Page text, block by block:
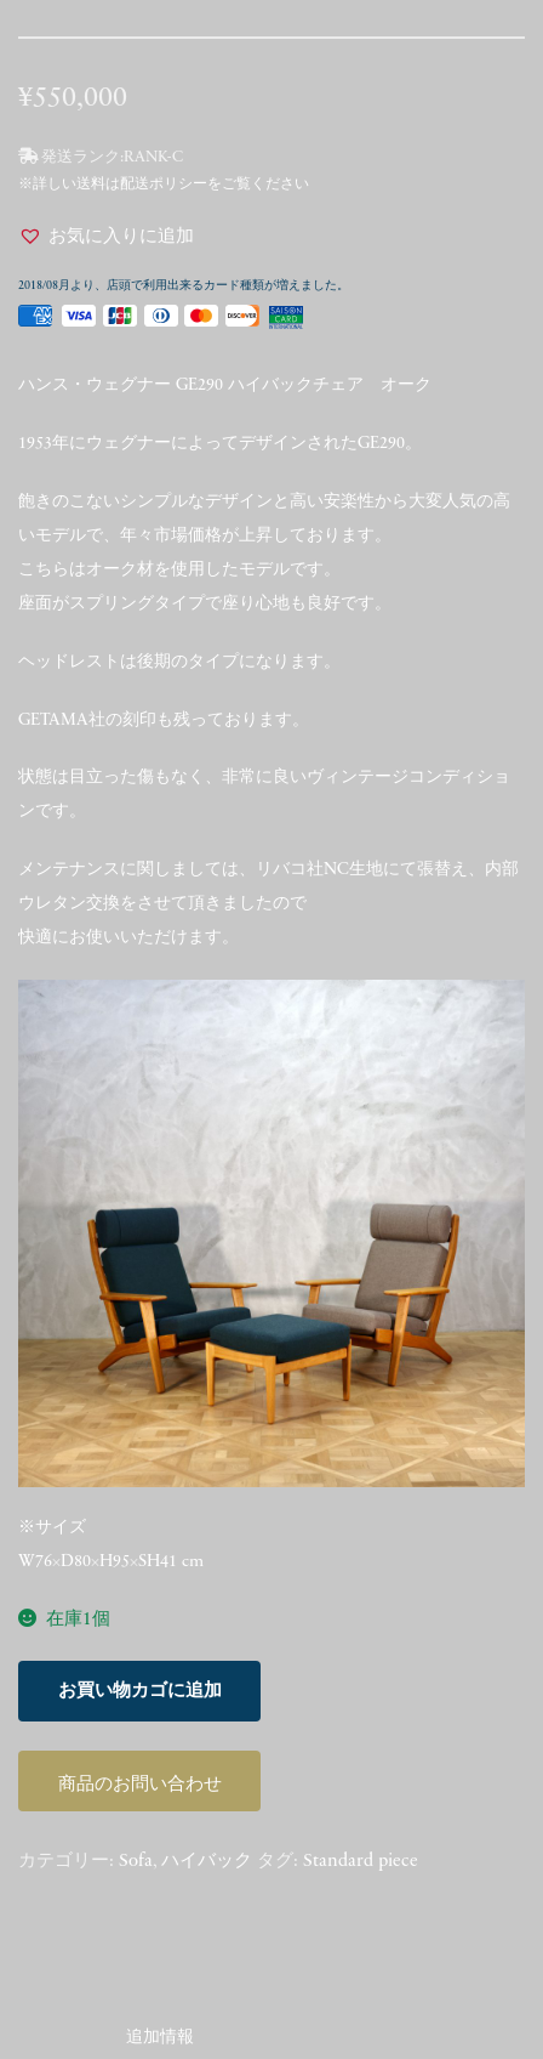
¥550,000
発送ランク: RANK-C
※詳しい送料は配送ポリシーをご覧ください
お気に入りに追加
2018/08月より、店頭で利用出来るカード種類が増えました。
ハンス・ウェグナー GE290 ハイバックチェア オーク
1953年にウェグナーによってデザインされたGE290。
飽きのこないシンプルなデザインと高い安楽性から大変人気の高
いモデルで、年々市場価格が上昇しております。
こちらはオーク材を使用したモデルです。
座面がスプリングタイプで座り心地も良好です。
ヘッドレストは後期のタイプになります。
GETAMA社の刻印も残っております。
状態は目立った傷もなく、非常に良いヴィンテージコンディショ
ンです。
メンテナンスに関しましては、リバコ社NC生地にて張替え、内部
ウレタン交換をさせて頂きましたので
快適にお使いいただけます。
※サイズ
W76×D80×H95×SH41 cm
在庫1個
お買い物カゴに追加
商品のお問い合わせ
カテゴリー: Sofa, ハイバック タグ: Standard piece
追加情報